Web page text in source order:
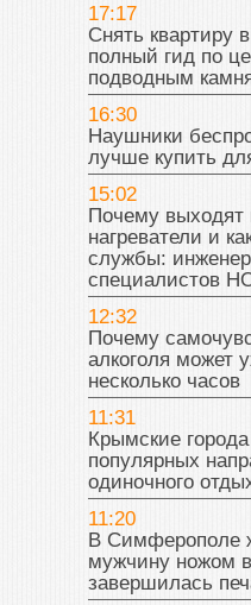
17:17
Снять квартиру
полный гид по
подводным
16:30
Наушники
лучше купить
15:02
Почему выходят
нагреватели и
службы:
специалистов
12:32
Почему
алкоголя может
несколько часов
11:31
Крымские
популярных
одиночного
11:20
В Симферополе
мужчину ножом
завершилась